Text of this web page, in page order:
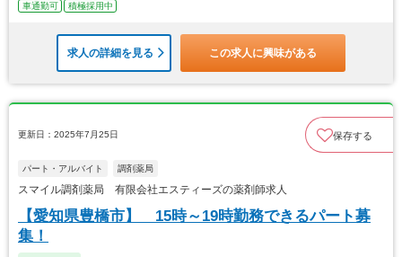
車通勤可 積極採用中
求人の詳細を見る この求人に興味がある
更新日：2025年7月25日 保存する
パート・アルバイト 調剤薬局
スマイル調剤薬局 有限会社エスティーズの薬剤師求人
【愛知県豊橋市】 15時～19時勤務できるパート募
集！